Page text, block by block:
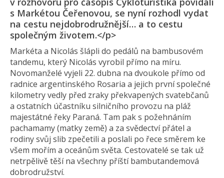
s Markétou Čeřenovou, se nyní rozhodl vydat
na cestu nejdobrodružnější… a to cestu
společným životem.</p>
Markéta a Nicolás šlápli do pedálů na bambusovém
tandemu, který Nicolás vyrobil přímo na míru.
Novomanželé vyjeli 22. dubna na dvoukole přímo od
radnice argentinského Rosaria a jejich první společné
kilometry vedly před zraky překvapených svatebčanů
a ostatních účastníku silničního provozu na pláž
majestátné řeky Paraná. Tam pak s požehnáním
pachamamy (matky země) a za svědectví přátel a
rodiny svůj slib zpečetili a poslali po řece směrem ke
všem mořím a oceánům světa. Cestovatelé se tak už
netrpělivě těší na všechny příští bambutandemová
dobrodružství.